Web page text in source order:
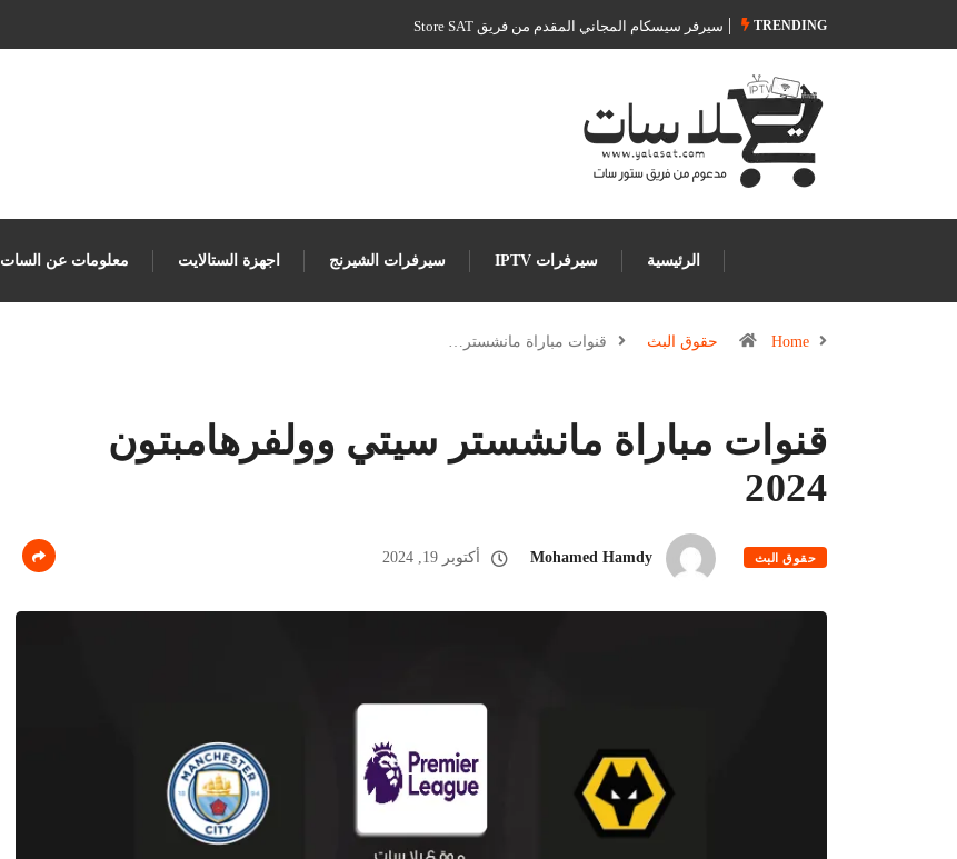
TRENDING سيرفر سيسكام المجاني المقدم من فريق Store SAT
الرئيسية سيرفرات IPTV سيرفرات الشيرنج اجهزة الستالايت معلومات عن السات
Home حقوق البث قنوات مباراة مانشستر…
قنوات مباراة مانشستر سيتي وولفرهامبتون
2024
حقوق البث Mohamed Hamdy أكتوبر 19, 2024